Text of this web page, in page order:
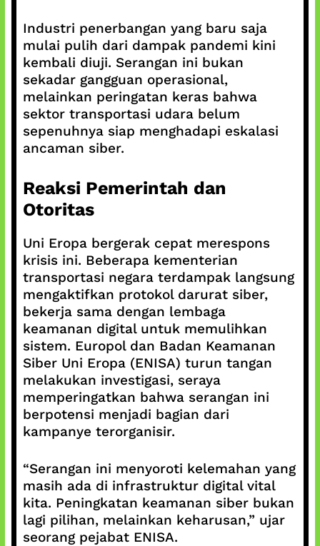
Industri penerbangan yang baru saja
mulai pulih dari dampak pandemi kini
kembali diuji. Serangan ini bukan
sekadar gangguan operasional,
melainkan peringatan keras bahwa
sektor transportasi udara belum
sepenuhnya siap menghadapi eskalasi
ancaman siber.
Reaksi Pemerintah dan
Otoritas
Uni Eropa bergerak cepat merespons
krisis ini. Beberapa kementerian
transportasi negara terdampak langsung
mengaktifkan protokol darurat siber,
bekerja sama dengan lembaga
keamanan digital untuk memulihkan
sistem. Europol dan Badan Keamanan
Siber Uni Eropa (ENISA) turun tangan
melakukan investigasi, seraya
memperingatkan bahwa serangan ini
berpotensi menjadi bagian dari
kampanye terorganisir.
“Serangan ini menyoroti kelemahan yang
masih ada di infrastruktur digital vital
kita. Peningkatan keamanan siber bukan
lagi pilihan, melainkan keharusan,” ujar
seorang pejabat ENISA.